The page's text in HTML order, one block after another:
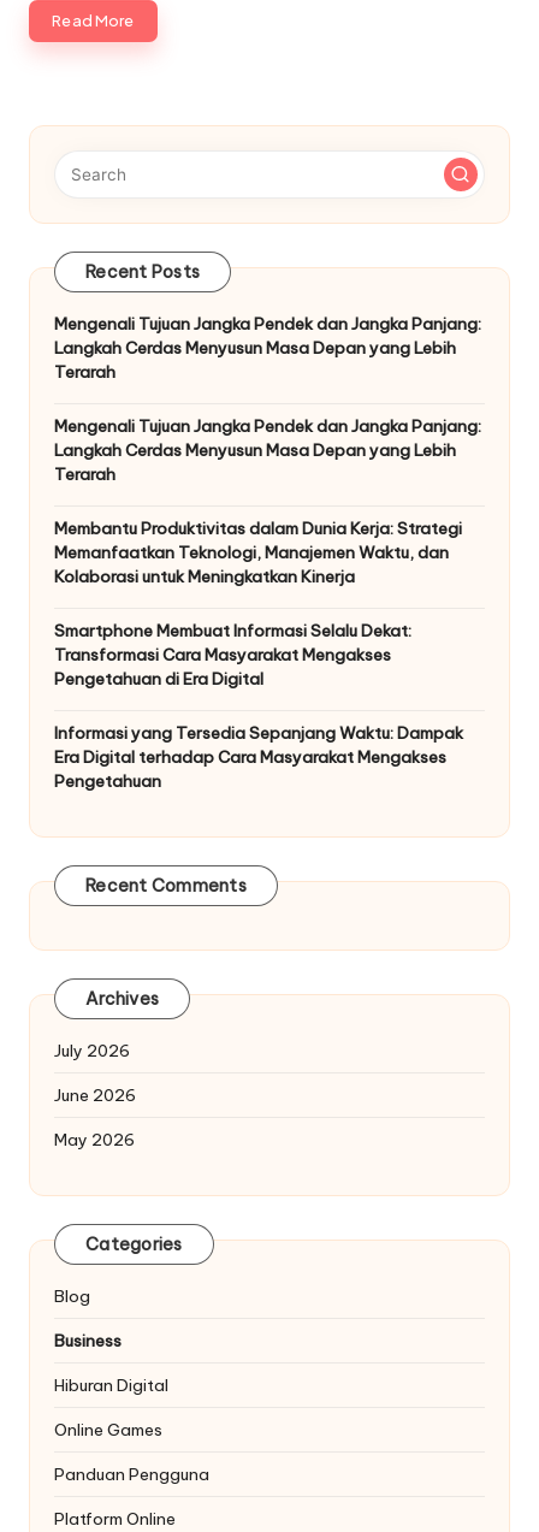
Read More
Recent Posts
Mengenali Tujuan Jangka Pendek dan Jangka Panjang:
Langkah Cerdas Menyusun Masa Depan yang Lebih
Terarah
Mengenali Tujuan Jangka Pendek dan Jangka Panjang:
Langkah Cerdas Menyusun Masa Depan yang Lebih
Terarah
Membantu Produktivitas dalam Dunia Kerja: Strategi
Memanfaatkan Teknologi, Manajemen Waktu, dan
Kolaborasi untuk Meningkatkan Kinerja
Smartphone Membuat Informasi Selalu Dekat:
Transformasi Cara Masyarakat Mengakses
Pengetahuan di Era Digital
Informasi yang Tersedia Sepanjang Waktu: Dampak
Era Digital terhadap Cara Masyarakat Mengakses
Pengetahuan
Recent Comments
Archives
July 2026
June 2026
May 2026
Categories
Blog
Business
Hiburan Digital
Online Games
Panduan Pengguna
Platform Online